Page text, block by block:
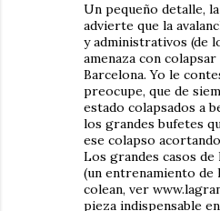
Un pequeño detalle,
advierte que la
y administrativos (de
amenaza con
Barcelona. Yo le
preocupe, que de
estado colapsados a
los grandes bufetes
ese colapso
Los grandes casos de
(un entrenamiento de
colean, ver
pieza indispensable